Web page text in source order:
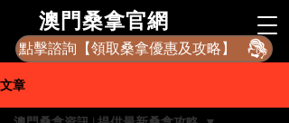
​澳門桑拿官網
點擊諮詢【領取桑拿優惠及攻略】
文章